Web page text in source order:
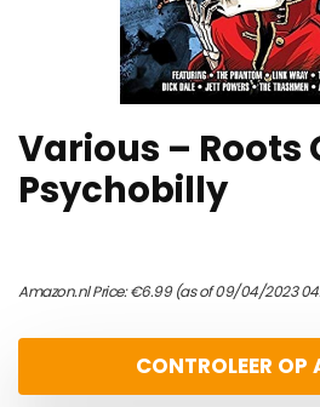
Various – Roots
Psychobilly
Amazon.nl Price:€6.99(as of 09/04/2023
CONTROLEER